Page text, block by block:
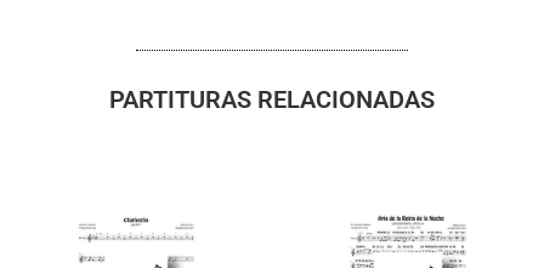
PARTITURAS RELACIONADAS